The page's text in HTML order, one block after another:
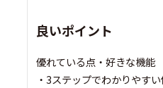
良いポイント
優れている点・好きな機能
・3ステップでわかりやす